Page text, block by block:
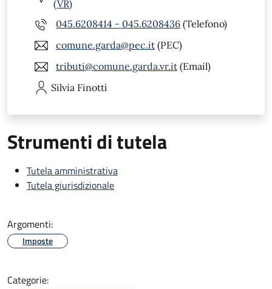
(VR)
045.6208414 - 045.6208436 (Telefono)
comune.garda@pec.it (PEC)
tributi@comune.garda.vr.it (Email)
Silvia Finotti
Strumenti di tutela
Tutela amministrativa
Tutela giurisdizionale
Argomenti:
Imposte
Categorie: